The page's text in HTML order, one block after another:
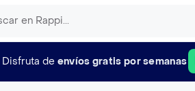
Disfruta de envíos gratis por semanas